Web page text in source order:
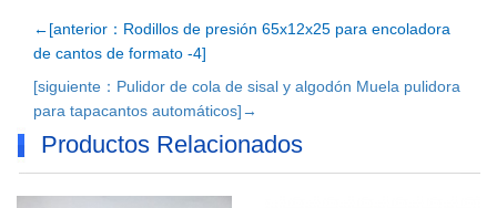
←[anterior：Rodillos de presión 65x12x25 para encoladora
de cantos de formato -4]
[siguiente：Pulidor de cola de sisal y algodón Muela pulidora
para tapacantos automáticos]→
Productos Relacionados